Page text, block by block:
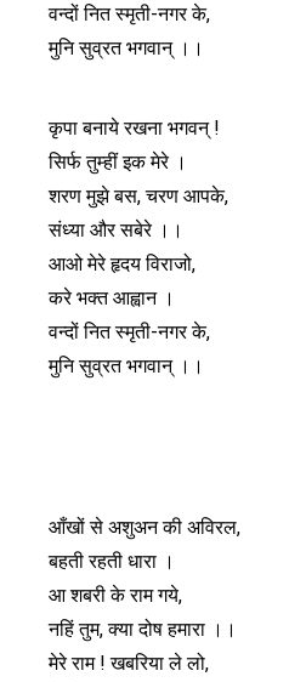
वन्दों नित स्मृती-नगर के,
मुनि सुव्रत भगवान् ।।
कृपा बनाये रखना भगवन् !
सिर्फ तुम्हीं इक मेरे ।
शरण मुझे बस, चरण आपके,
संध्या और सबेरे ।।
आओ मेरे हृदय विराजो,
करे भक्त आ‌ह्वान ।
वन्दों नित स्मृती-नगर के,
मुनि सुव्रत भगवान् ।।
आँखों से अशुअन की अविरल,
बहती रहती धारा ।
आ शबरी के राम गये,
नहिं तुम, क्या दोष हमारा ।।
मेरे राम ! खबरिया ले लो,